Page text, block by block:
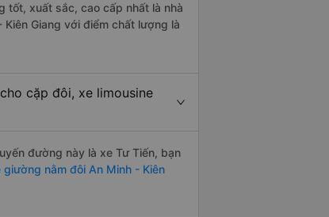
tốt, xuất sắc, cao cấp nhất là nhà
Giang với điểm chất lượng là
cặp đôi, xe limousine
đường này là xe Tư Tiến, bạn
giường nằm đôi An Minh - Kiên